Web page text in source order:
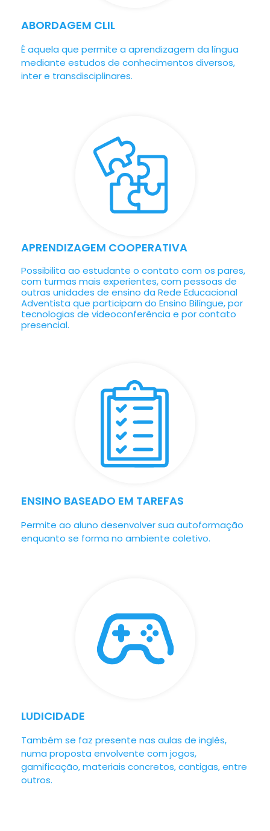
ABORDAGEM CLIL
É aquela que permite a aprendizagem da língua
mediante estudos de conhecimentos diversos,
inter e transdisciplinares.
APRENDIZAGEM COOPERATIVA
Possibilita ao estudante o contato com os pares,
com turmas mais experientes, com pessoas de
outras unidades de ensino da Rede Educacional
Adventista que participam do Ensino Bilíngue, por
tecnologias de videoconferência e por contato
presencial.
ENSINO BASEADO EM TAREFAS
Permite ao aluno desenvolver sua autoformação
enquanto se forma no ambiente coletivo.
LUDICIDADE
Também se faz presente nas aulas de inglês,
numa proposta envolvente com jogos,
gamificação, materiais concretos, cantigas, entre
outros.